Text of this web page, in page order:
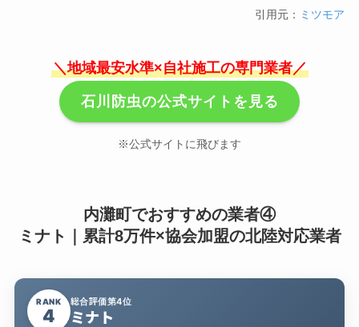
引用元： ミツモア
＼地域最安水準×自社施工の専門業者／
石川防虫の公式サイトを見る
※公式サイトに飛びます
内灘町でおすすめの業者④
ミナト｜累計8万件×協会加盟の北陸対応業者
RANK
4
総合評価第4位
ミナト